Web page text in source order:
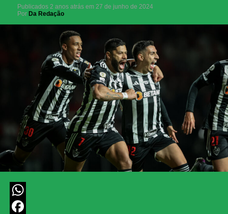
Publicados 2 anos atrás em 27 de junho de 2024
Por Da Redação
WhatsApp